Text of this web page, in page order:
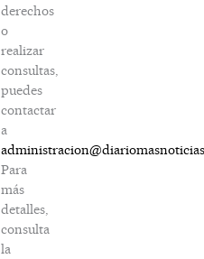
derechos
o
realizar
consultas,
puedes
contactar
a
Para
más
detalles,
consulta
la